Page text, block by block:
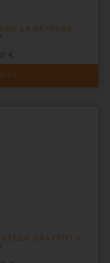
LA DEFENSE –
€
prix
actuel
GRAFFITI –